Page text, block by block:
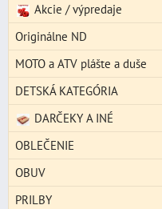
Akcie / výpredaje
Originálne ND
MOTO a ATV plášte a duše
DETSKÁ KATEGÓRIA
DARČEKY A INÉ
OBLEČENIE
OBUV
PRILBY